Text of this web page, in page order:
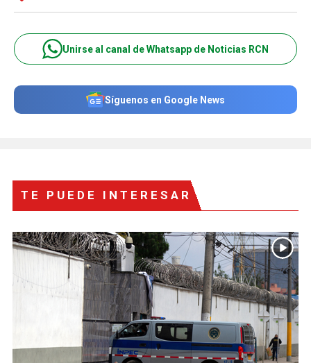
Unirse al canal de Whatsapp de Noticias RCN
Síguenos en Google News
TE PUEDE INTERESAR